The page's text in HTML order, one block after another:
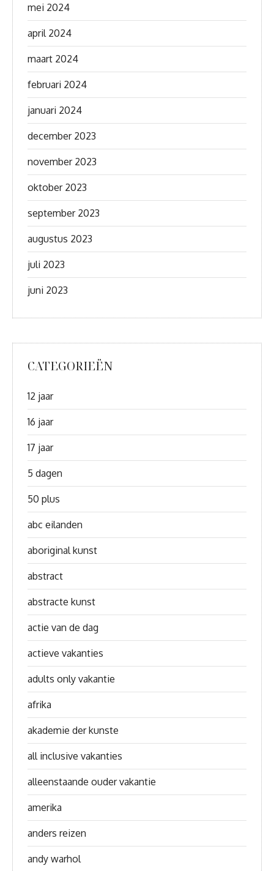
mei 2024
april 2024
maart 2024
februari 2024
januari 2024
december 2023
november 2023
oktober 2023
september 2023
augustus 2023
juli 2023
juni 2023
CATEGORIEËN
12 jaar
16 jaar
17 jaar
5 dagen
50 plus
abc eilanden
aboriginal kunst
abstract
abstracte kunst
actie van de dag
actieve vakanties
adults only vakantie
afrika
akademie der kunste
all inclusive vakanties
alleenstaande ouder vakantie
amerika
anders reizen
andy warhol